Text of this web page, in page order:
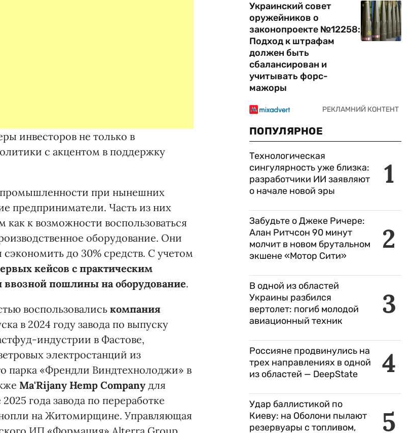
инвесторов не только в
с акцентом в поддержку
промышленности при нынешних
предприниматели. Часть из них
к возможности воспользоваться
оборудование. Они
до 30% средств. С учетом
кейсов с практическим
пошлины на оборудование.
воспользовались компания
в 2024 году завода по выпуску
индустрии в Фастове,
электростанций из
парка «Френдли Виндтехнолоджи» в
Ma'Rijany Hemp Company для
2025 года завода по переработке
на Житомирщине. Управляющая
Украинский совет
оружейников о
законопроекте №12258:
Подход к штрафам
должен быть
сбалансирован и
учитывать форс-
мажоры
ПОПУЛЯРНОЕ
1
Технологическая
сингулярность уже близка:
разработчики ИИ заявляют
о начале новой эры
2
Забудьте о Джеке Ричере:
Алан Ритчсон 90 минут
молчит в новом брутальном
экшене «Мотор Сити»
3
В одной из областей
Украины разбился
вертолет: погиб молодой
авиационный техник
4
Россияне продвинулись на
трех направлениях в одной
из областей — DeepState
5
Удар баллистикой по
Киеву: на Оболони пылают
резервуары с топливом,